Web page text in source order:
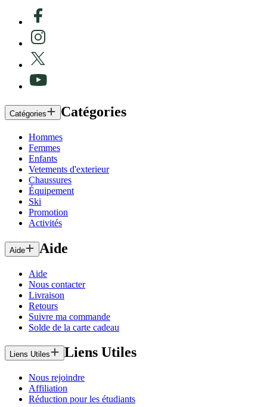
Catégories Catégories
Hommes
Femmes
Enfants
Vetements d'exterieur
Chaussures
Équipement
Ski
Promotion
Activités
Aide Aide
Aide
Nous contacter
Livraison
Retours
Suivre ma commande
Solde de la carte cadeau
Liens Utiles Liens Utiles
Nous rejoindre
Affiliation
Réduction pour les étudiants